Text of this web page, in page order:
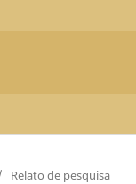
Relato de pesquisa